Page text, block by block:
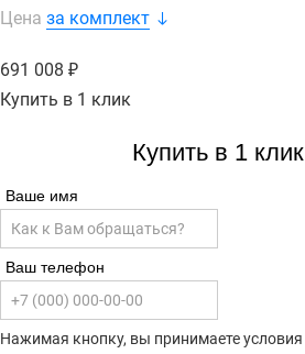
Цена за комплект
691 008
Купить в 1 клик
Купить в 1 клик
Ваше имя
Ваш телефон
Нажимая кнопку, вы принимаете условия